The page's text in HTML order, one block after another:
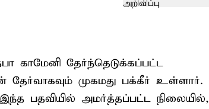
காமேனி தேர்ந்தெடுக்கப்பட்ட
தேர்வாகவும் முகமது பக்கீர் உள்ளார்.
பதவியில் அமர்த்தப்பட்ட நிலையில்,